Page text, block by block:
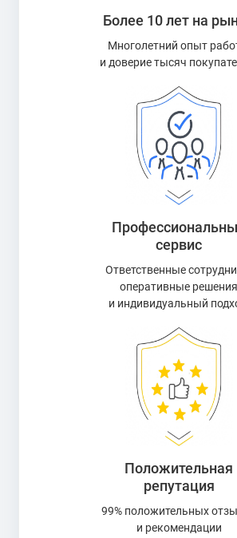
Более 10 лет на
Многолетний опыт
и доверие тысяч
сервис
Ответственные
оперативные решения
и индивидуальный
Положительная
репутация
99% положительных
и рекомендации